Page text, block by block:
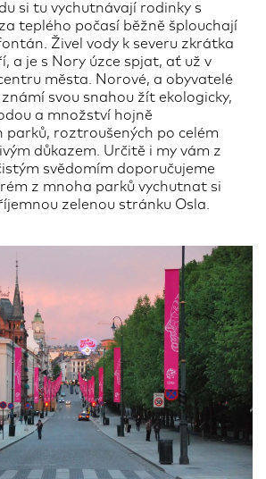
si tu vychutnávají rodinky s
teplého počasí běžně šplouchají
Živel vody k severu zkrátka
a je s Nory úzce spjat, ať už v
města. Norové, a obyvatelé
svou snahou žít ekologicky,
a množství hojně
parků, roztroušených po celém
důkazem. Určitě i my vám z
svědomím doporučujeme
z mnoha parků vychutnat si
zelenou stránku Osla.